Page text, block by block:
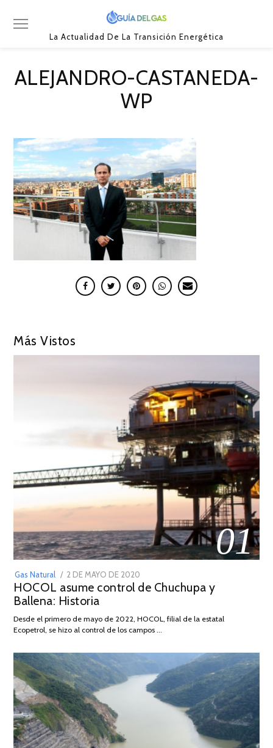
La Actualidad De La Transición Energética
ALEJANDRO-CASTANEDA-
WP
Más Vistos
01
Gas Natural
POSTED
ON
2 DE MAYO DE 2020
DE
2026
HOCOL asume control de Chuchupa y
Ballena: Historia
Desde el primero de mayo de 2022, HOCOL, filial de la estatal
Ecopetrol, se hizo al control de los campos …